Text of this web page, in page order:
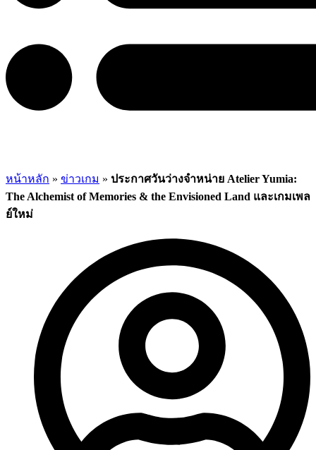
หน้าหลัก » ข่าวเกม » ประกาศวันว่างจำหน่าย Atelier Yumia:
The Alchemist of Memories & the Envisioned Land และเกมเพล
ย์ใหม่